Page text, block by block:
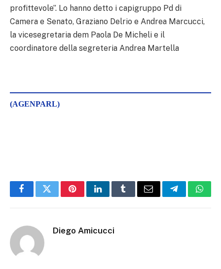
profittevole”. Lo hanno detto i capigruppo Pd di
Camera e Senato, Graziano Delrio e Andrea Marcucci,
la vicesegretaria dem Paola De Micheli e il
coordinatore della segreteria Andrea Martella
(AGENPARL)
FacebookTwitterPinterestLinkedInTumblrEmail Telegram
Diego Amicucci